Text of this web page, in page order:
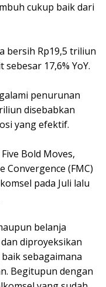
cukup baik dari
bersih Rp19,5 triliun
17,6% YoY.
penurunan
disebabkan
yang efektif.
Bold Moves,
Convergence (FMC)
pada Juli lalu
belanja
diproyeksikan
sebagaimana
Begitupun dengan